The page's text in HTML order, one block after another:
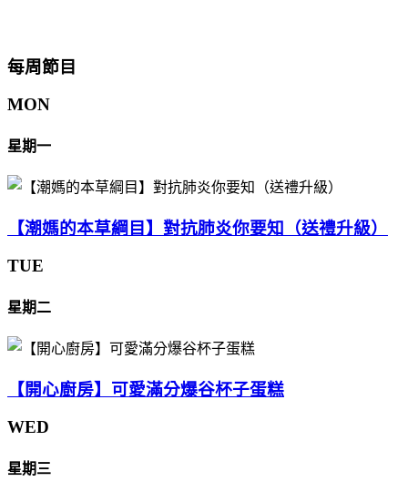
每周節目
MON
星期一
【潮媽的本草綱目】對抗肺炎你要知（送禮升級）
TUE
星期二
【開心廚房】可愛滿分爆谷杯子蛋糕
WED
星期三